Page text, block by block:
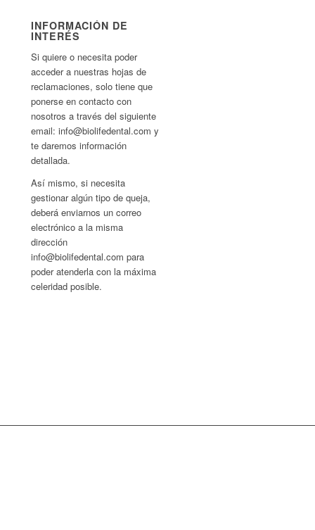
INFORMACIÓN DE
INTERÉS
Si quiere o necesita poder
acceder a nuestras hojas de
reclamaciones, solo tiene que
ponerse en contacto con
nosotros a través del siguiente
email: info@biolifedental.com y
te daremos información
detallada.
Así mismo, si necesita
gestionar algún tipo de queja,
deberá enviarnos un correo
electrónico a la misma
dirección
info@biolifedental.com para
poder atenderla con la máxima
celeridad posible.